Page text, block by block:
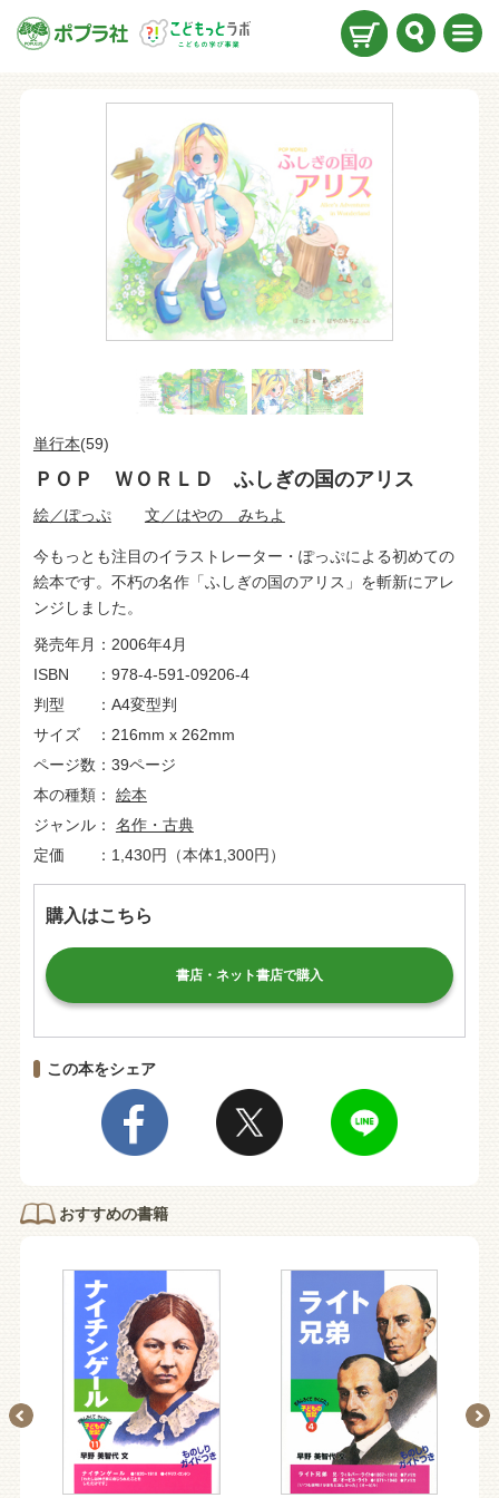
単行本(59)
ＰＯＰ ＷＯＲＬＤ ふしぎの国のアリス
絵／ぽっぷ 文／はやの みちよ
今もっとも注目のイラストレーター・ぽっぷによる初めての
絵本です。不朽の名作「ふしぎの国のアリス」を斬新にアレ
ンジしました。
発売年月
2006年4月
ISBN
978-4-591-09206-4
判型
A4変型判
サイズ
216mm x 262mm
ページ数
39ページ
本の種類
絵本
ジャンル
名作・古典
定価
1,430円（本体1,300円）
購入はこちら
書店・ネット書店で購入
この本をシェア
おすすめの書籍